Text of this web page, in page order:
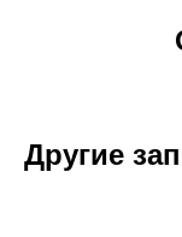
Другие